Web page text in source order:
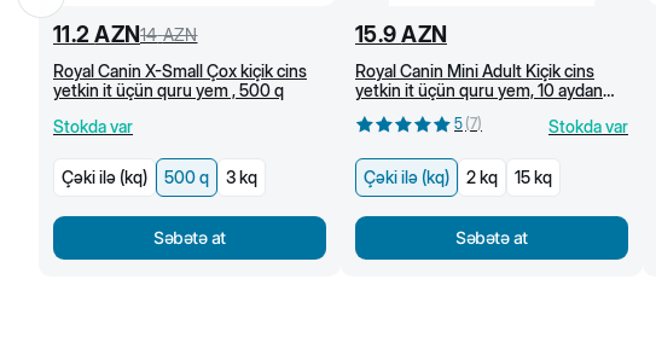
11.2 AZN14 AZN
Royal Canin X-Small Çox kiçik cins
yetkin it üçün quru yem , 500 q
Stokda var
Çəki ilə (kq) 500 q 3 kq
Səbətə at
15.9 AZN
Royal Canin Mini Adult Kiçik cins
yetkin it üçün quru yem, 10 aydan
5 (7) Stokda var
Çəki ilə (kq) 2 kq 15 kq
Səbətə at